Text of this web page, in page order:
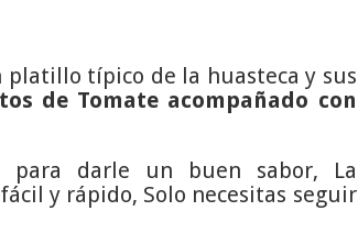
platillo típico de la huasteca y sus
de Tomate acompañado con
para darle un buen sabor, La
y rápido, Solo necesitas seguir